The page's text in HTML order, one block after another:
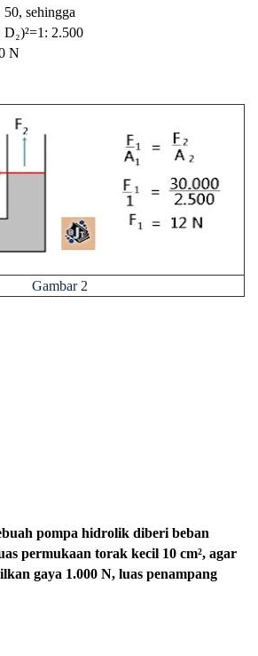
sehingga
D₂)²=1: 2.500
Gambar 2
pompa hidrolik diberi beban
permukaan torak kecil 10 cm², agar
gaya 1.000 N, luas penampang